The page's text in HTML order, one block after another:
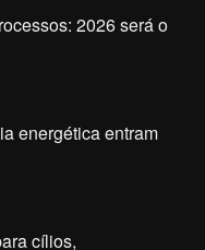
2026 será o
energética entram
cílios,